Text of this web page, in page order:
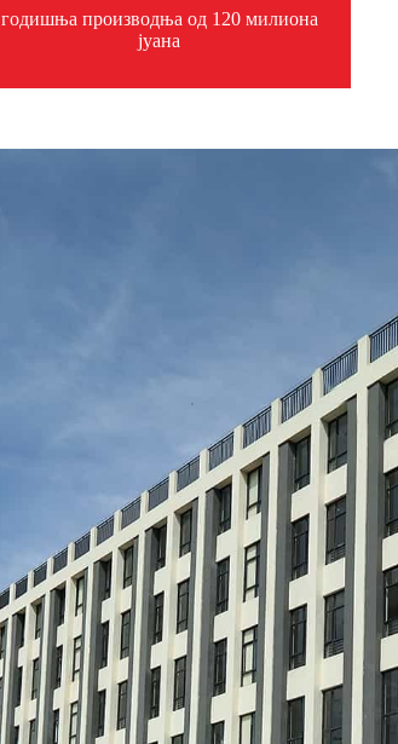
годишња производња од 120 милиона
јуана